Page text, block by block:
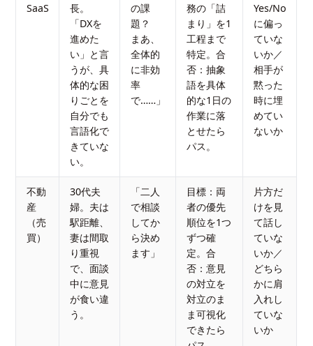
SaaS
長。
「DXを
進めた
い」と言
うが、具
体的な困
りごとを
自分でも
言語化で
きていな
い。
の課
題？
まあ、
全体的
に非効
率
で……」
務の「詰
まり」を1
工程まで
特定。合
否：抽象
語を具体
的な1日の
作業に落
とせたら
パス。
Yes/No
に偏っ
ていな
いか／
相手が
黙った
時に埋
めてい
ないか
不動
産
（売
買）
30代夫
婦。夫は
駅距離、
妻は間取
り重視
で、面談
中に意見
が食い違
う。
「二人
で相談
してか
ら決め
ます」
目標：両
者の優先
順位を1つ
ずつ確
定。合
否：意見
の対立を
対立のま
ま可視化
できたら
片方だ
けを見
て話し
ていな
いか／
どちら
かに肩
入れし
ていな
いか